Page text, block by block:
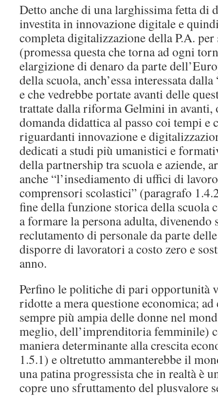
Detto anche di una larghissima fetta di
investita in innovazione digitale e
completa digitalizzazione della P.A.
(promessa questa che torna ad ogni
elargizione di denaro da parte
della scuola, anch’essa interessata
e che vedrebbe portate avanti delle
trattate dalla riforma Gelmini in avanti,
domanda didattica al passo coi tempi e
riguardanti innovazione e
dedicati a studi più umanistici e
della partnership tra scuola e aziende,
anche “l’insediamento di uffici di
comprensori scolastici” (paragrafo
fine della funzione storica della scuola
a formare la persona adulta,
reclutamento di personale da parte
disporre di lavoratori a costo zero e
anno.
Perfino le politiche di pari opportunità
ridotte a mera questione economica;
sempre più ampia delle donne nel
meglio, dell’imprenditoria femminile)
maniera determinante alla crescita
1.5.1) e oltretutto ammanterebbe il
una patina progressista che in realtà è
copre uno sfruttamento del plusvalore